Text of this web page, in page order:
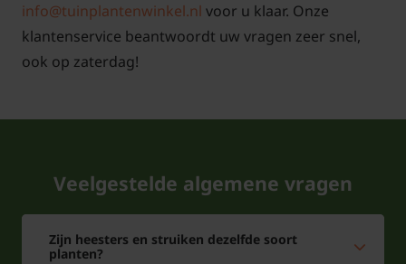
info@tuinplantenwinkel.nl voor u klaar. Onze
klantenservice beantwoordt uw vragen zeer snel,
ook op zaterdag!
Veelgestelde algemene vragen
Zijn heesters en struiken dezelfde soort
planten?